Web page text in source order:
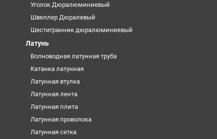
Уголок Дюралюминиевый
Швеллер Дюралевый
Шестигранник дюралюминиевый
Латунь
Волноводная латунная труба
Катанка латунная
Латунная втулка
Латунная лента
Латунная плита
Латунная проволока
Латунная сетка